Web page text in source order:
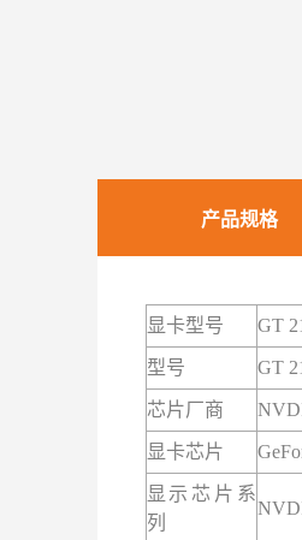
产品规格
显卡型号 GT
型号 GT
芯片厂商
显卡芯片
显示芯片系
列